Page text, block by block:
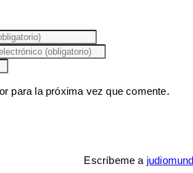
para la próxima vez que comente.
Escríbeme a